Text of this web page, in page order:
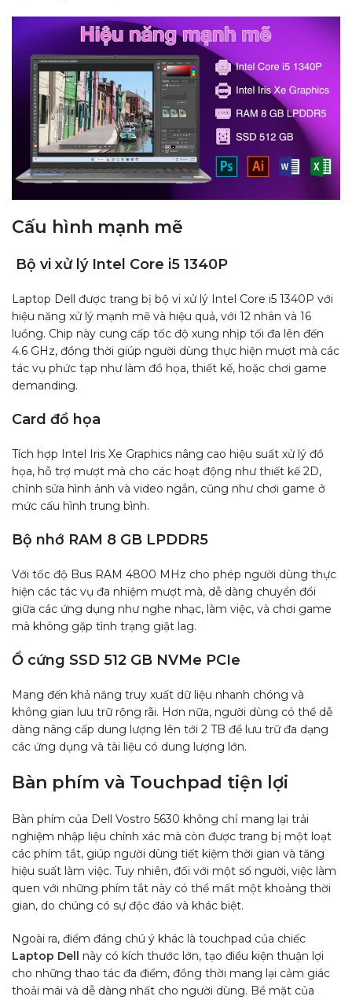
Cấu hình mạnh mẽ
Bộ vi xử lý Intel Core i5 1340P
Laptop Dell được trang bị bộ vi xử lý Intel Core i5 1340P với
hiệu năng xử lý mạnh mẽ và hiệu quả, với 12 nhân và 16
luồng. Chip này cung cấp tốc độ xung nhịp tối đa lên đến
4.6 GHz, đồng thời giúp người dùng thực hiện mượt mà các
tác vụ phức tạp như làm đồ họa, thiết kế, hoặc chơi game
demanding.
Card đồ họa
Tích hợp Intel Iris Xe Graphics nâng cao hiệu suất xử lý đồ
họa, hỗ trợ mượt mà cho các hoạt động như thiết kế 2D,
chỉnh sửa hình ảnh và video ngắn, cũng như chơi game ở
mức cấu hình trung bình.
Bộ nhớ RAM 8 GB LPDDR5
Với tốc độ Bus RAM 4800 MHz cho phép người dùng thực
hiện các tác vụ đa nhiệm mượt mà, dễ dàng chuyển đổi
giữa các ứng dụng như nghe nhạc, làm việc, và chơi game
mà không gặp tình trạng giật lag.
Ổ cứng SSD 512 GB NVMe PCIe
Mang đến khả năng truy xuất dữ liệu nhanh chóng và
không gian lưu trữ rộng rãi. Hơn nữa, người dùng có thể dễ
dàng nâng cấp dung lượng lên tới 2 TB để lưu trữ đa dạng
các ứng dụng và tài liệu có dung lượng lớn.
Bàn phím và Touchpad tiện lợi
Bàn phím của Dell Vostro 5630 không chỉ mang lại trải
nghiệm nhập liệu chính xác mà còn được trang bị một loạt
các phím tắt, giúp người dùng tiết kiệm thời gian và tăng
hiệu suất làm việc. Tuy nhiên, đối với một số người, việc làm
quen với những phím tắt này có thể mất một khoảng thời
gian, do chúng có sự độc đáo và khác biệt.
Ngoài ra, điểm đáng chú ý khác là touchpad của chiếc
Laptop Dell này có kích thước lớn, tạo điều kiện thuận lợi
cho những thao tác đa điểm, đồng thời mang lại cảm giác
thoải mái và dễ dàng nhất cho người dùng. Bề mặt của